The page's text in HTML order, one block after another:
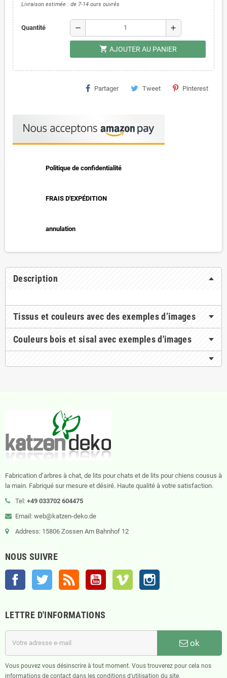
Livraison estimée : de 7-14 ours ouvrés
Quantité remove add
shopping_cart AJOUTER AU PANIER
Partager Tweet Pinterest
Politique de confidentialité
FRAIS D'EXPÉDITION
annulation
Description
Tissus et couleurs avec des exemples d’images
Couleurs bois et sisal avec exemples d'images
Fabrication d’arbres à chat, de lits pour chats et de lits pour chiens cousus à
la main. Fabriqué sur mesure et désiré. Haute qualité à votre satisfaction.
Tel: +49 033702 604475
Email: web@katzen-deko.de
Address: 15806 Zossen Am Bahnhof 12
NOUS SUIVRE
Facebook Twitter YouTube Vimeo
LETTRE D'INFORMATIONS
ok
Vous pouvez vous désinscrire à tout moment. Vous trouverez pour cela nos
informations de contact dans les conditions d'utilisation du site.